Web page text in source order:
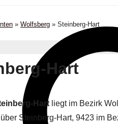
» Wolfsberg » Steinberg-Hart
Hart
Hart liegt im Bezirk
Steinberg-Hart, 9423 im